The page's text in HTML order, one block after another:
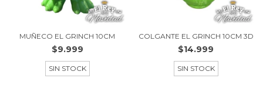
MUÑECO EL GRINCH 10CM
$9.999
SIN STOCK
COLGANTE EL GRINCH 10CM 3D
$14.999
SIN STOCK